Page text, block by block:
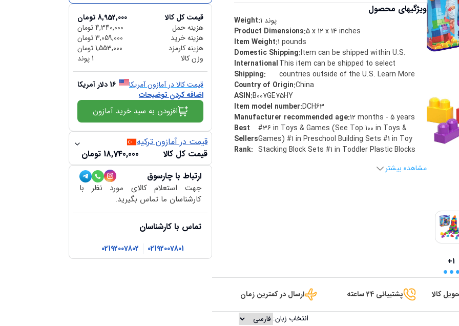
+1
ویژگیهای محصول
Weight:1 پوند
Product Dimensions:5 x 12 x 14 inches
Item Weight:1 pounds
Domestic Shipping:Item can be shipped within U.S.
International
Shipping:
This item can be shipped to select
countries outside of the U.S. Learn More
Country of Origin:China
ASIN:B007GE75HY
Item model number:DCH63
Manufacturer recommended age:12 months - 5 years
Best
Sellers
Rank:
#36 in Toys & Games (See Top 100 in Toys &
Games) #1 in Preschool Building Sets #1 in Toy
Stacking Block Sets #1 in Toddler Plastic Blocks
مشاهده بیشتر
قیمت کل کالا 8,952,000 تومان
هزینه حمل
4,340,000 تومان
هزینه خرید
3,059,000 تومان
هزینه کارمزد
1,553,000 تومان
وزن کالا
1 پوند
قیمت کالا در آمازون آمریکا 16 دلار آمریکا
اضافه کردن توضیحات
افزودن به سبد خرید آمازون
قیمت در آمازون ترکیه
قیمت کل کالا
18,740,000 تومان
ارتباط با چارسوق
جهت استعلام کالای مورد نظر با
کارشناسان ما تماس بگیرید.
تماس با کارشناسان
02192007801
02192007802
کالا پشتیبانی 24 ساعته ارسال در کمترین زمان
انتخاب زبان: